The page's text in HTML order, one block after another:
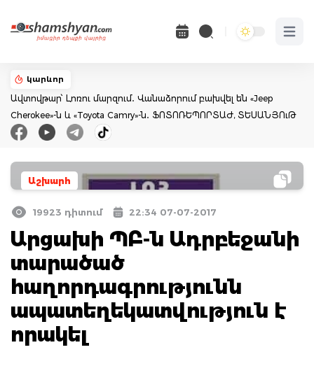
Open
կարևոր
Ավտովթար՝ Լոռու մարզում․ Վանաձորում բախվել են «Jeep
Cherokee»-ն և «Toyota Camry»-ն․ ՖՈՏՈՌԵՊՈՐՏԱԺ, ՏԵՍԱՆՅՈւԹ
Աշխարհ
19923 դիտում 22:34 07-07-2017
Արցախի ՊԲ-ն Ադրբեջանի
տարածած
հաղորդագրությունն
ապատեղեկատվություն է
որակել